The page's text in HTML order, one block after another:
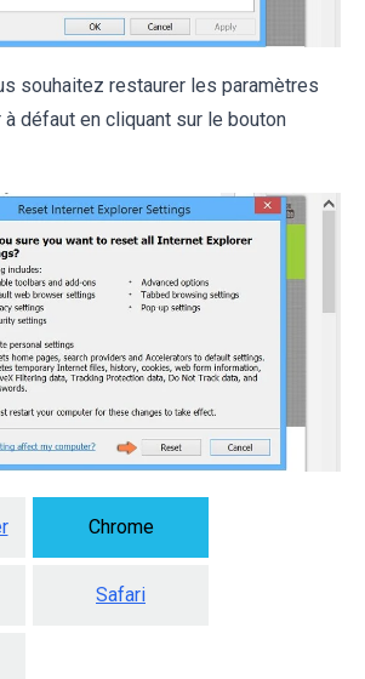
souhaitez restaurer les paramètres
défaut en cliquant sur le bouton
Chrome
Safari